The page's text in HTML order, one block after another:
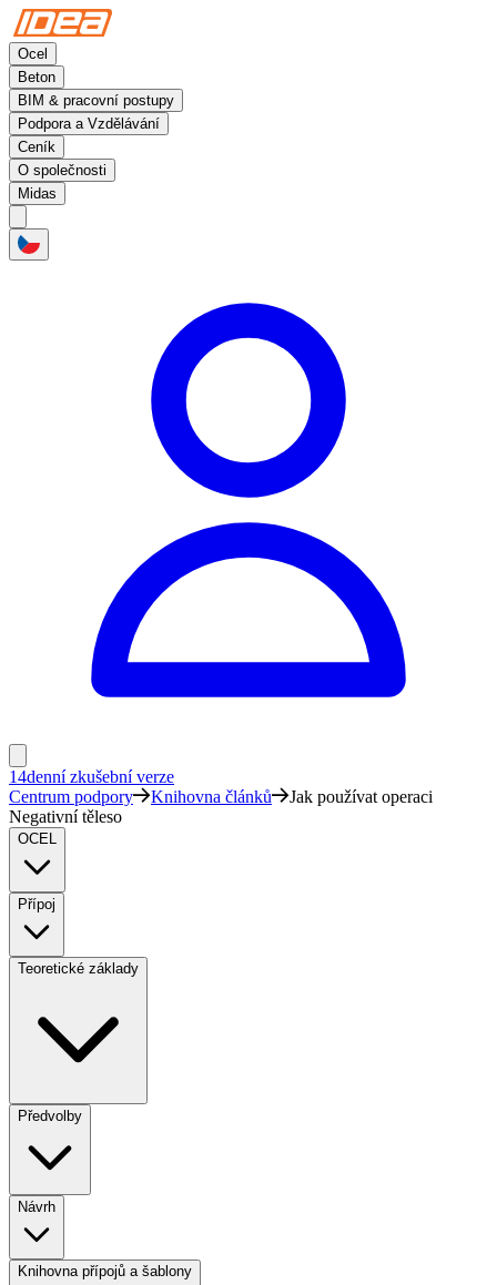
Ocel
Beton
BIM & pracovní postupy
Podpora a Vzdělávání
Ceník
O společnosti
Midas
14denní zkušební verze
Centrum podpory
Knihovna článků
Jak používat operaci
Negativní těleso
OCEL
Přípoj
Teoretické základy
Předvolby
Návrh
Knihovna přípojů a šablony